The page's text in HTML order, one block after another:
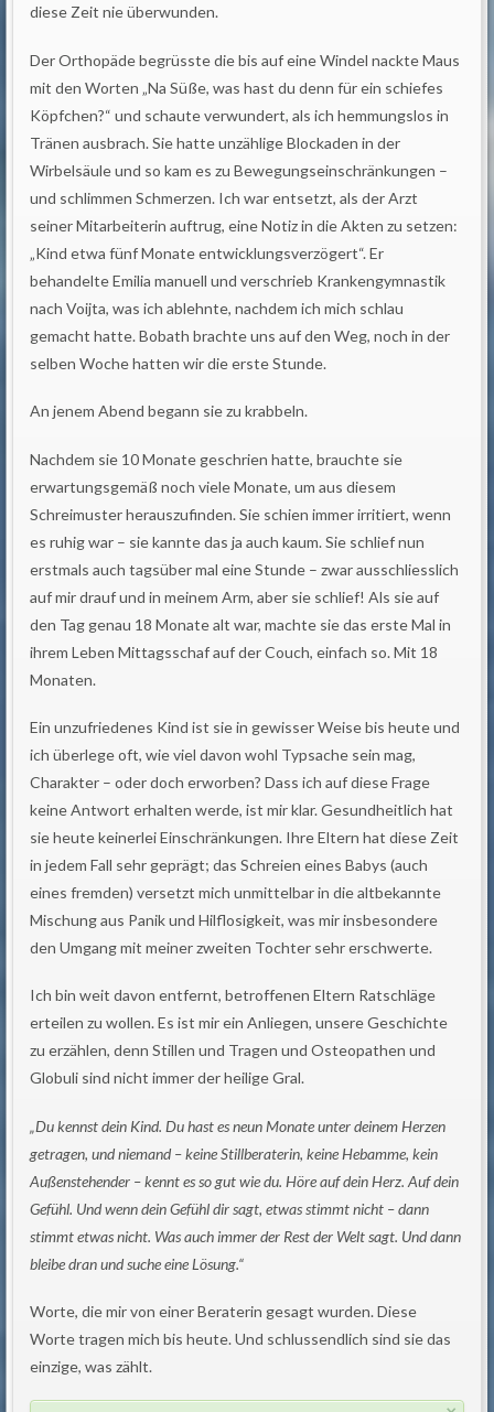
diese Zeit nie überwunden.
Der Orthopäde begrüsste die bis auf eine Windel nackte Maus
mit den Worten „Na Süße, was hast du denn für ein schiefes
Köpfchen?“ und schaute verwundert, als ich hemmungslos in
Tränen ausbrach. Sie hatte unzählige Blockaden in der
Wirbelsäule und so kam es zu Bewegungseinschränkungen –
und schlimmen Schmerzen. Ich war entsetzt, als der Arzt
seiner Mitarbeiterin auftrug, eine Notiz in die Akten zu setzen:
„Kind etwa fünf Monate entwicklungsverzögert“. Er
behandelte Emilia manuell und verschrieb Krankengymnastik
nach Voijta, was ich ablehnte, nachdem ich mich schlau
gemacht hatte. Bobath brachte uns auf den Weg, noch in der
selben Woche hatten wir die erste Stunde.
An jenem Abend begann sie zu krabbeln.
Nachdem sie 10 Monate geschrien hatte, brauchte sie
erwartungsgemäß noch viele Monate, um aus diesem
Schreimuster herauszufinden. Sie schien immer irritiert, wenn
es ruhig war – sie kannte das ja auch kaum. Sie schlief nun
erstmals auch tagsüber mal eine Stunde – zwar ausschliesslich
auf mir drauf und in meinem Arm, aber sie schlief! Als sie auf
den Tag genau 18 Monate alt war, machte sie das erste Mal in
ihrem Leben Mittagsschaf auf der Couch, einfach so. Mit 18
Monaten.
Ein unzufriedenes Kind ist sie in gewisser Weise bis heute und
ich überlege oft, wie viel davon wohl Typsache sein mag,
Charakter – oder doch erworben? Dass ich auf diese Frage
keine Antwort erhalten werde, ist mir klar. Gesundheitlich hat
sie heute keinerlei Einschränkungen. Ihre Eltern hat diese Zeit
in jedem Fall sehr geprägt; das Schreien eines Babys (auch
eines fremden) versetzt mich unmittelbar in die altbekannte
Mischung aus Panik und Hilflosigkeit, was mir insbesondere
den Umgang mit meiner zweiten Tochter sehr erschwerte.
Ich bin weit davon entfernt, betroffenen Eltern Ratschläge
erteilen zu wollen. Es ist mir ein Anliegen, unsere Geschichte
zu erzählen, denn Stillen und Tragen und Osteopathen und
Globuli sind nicht immer der heilige Gral.
„Du kennst dein Kind. Du hast es neun Monate unter deinem Herzen
getragen, und niemand – keine Stillberaterin, keine Hebamme, kein
Außenstehender – kennt es so gut wie du. Höre auf dein Herz. Auf dein
Gefühl. Und wenn dein Gefühl dir sagt, etwas stimmt nicht – dann
stimmt etwas nicht. Was auch immer der Rest der Welt sagt. Und dann
bleibe dran und suche eine Lösung.“
Worte, die mir von einer Beraterin gesagt wurden. Diese
Worte tragen mich bis heute. Und schlussendlich sind sie das
einzige, was zählt.